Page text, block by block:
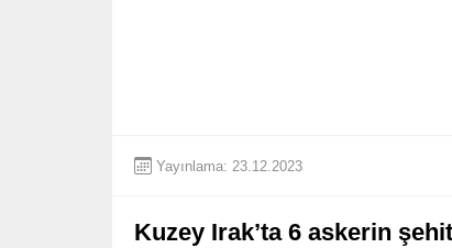
Yayınlama: 23.12.2023
Kuzey Irak’ta 6 askerin